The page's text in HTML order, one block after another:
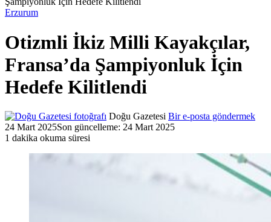
Erzurum
Otizmli İkiz Milli Kayakçılar,
Fransa’da Şampiyonluk İçin
Hedefe Kilitlendi
Doğu Gazetesi Bir e-posta göndermek
24 Mart 2025Son güncelleme: 24 Mart 2025
1 dakika okuma süresi